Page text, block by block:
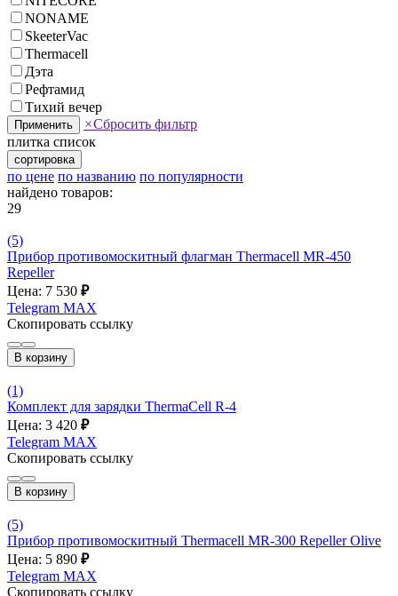
NONAME
SkeeterVac
Thermacell
Дэта
Рефтамид
Тихий вечер
Применить ×Сбросить фильтр
плитка список
сортировка
по цене по названию по популярности
найдено товаров:
29
(5)
Прибор противомоскитный флагман Thermacell MR-450
Repeller
Цена: 7 530 ₽
Telegram MAX
Скопировать ссылку
В корзину
(1)
Комплект для зарядки ThermaCell R-4
Цена: 3 420 ₽
Telegram MAX
Скопировать ссылку
В корзину
(5)
Прибор противомоскитный Thermacell MR-300 Repeller Olive
Цена: 5 890 ₽
Telegram MAX
Скопировать ссылку